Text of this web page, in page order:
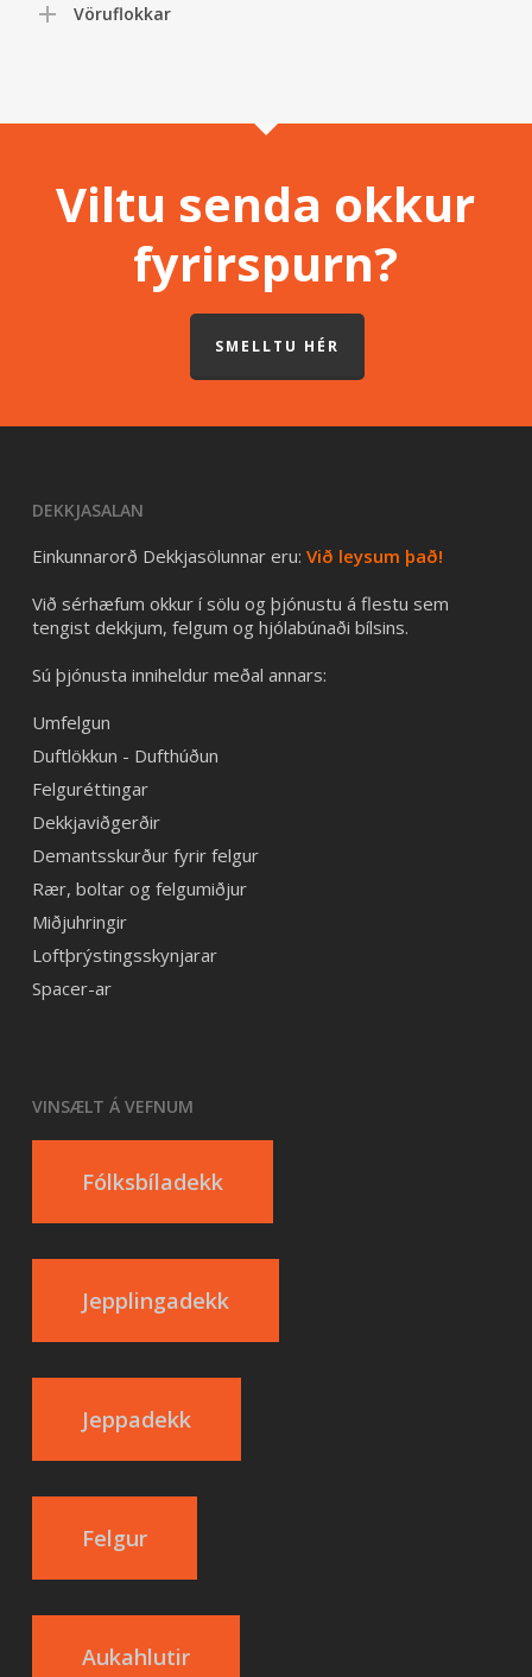
Vöruflokkar
Viltu senda okkur
fyrirspurn?
SMELLTU HÉR
DEKKJASALAN
Einkunnarorð Dekkjasölunnar eru: Við leysum það!
Við sérhæfum okkur í sölu og þjónustu á flestu sem
tengist dekkjum, felgum og hjólabúnaði bílsins.
Sú þjónusta inniheldur meðal annars:
Umfelgun
Duftlökkun - Dufthúðun
Felguréttingar
Dekkjaviðgerðir
Demantsskurður fyrir felgur
Rær, boltar og felgumiðjur
Miðjuhringir
Loftþrýstingsskynjarar
Spacer-ar
VINSÆLT Á VEFNUM
Fólksbíladekk
Jepplingadekk
Jeppadekk
Felgur
Aukahlutir